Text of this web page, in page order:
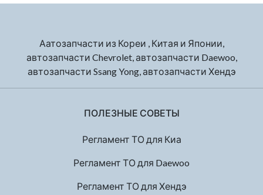
Аатозапчасти из Кореи , Китая и Японии,
автозапчасти Chevrolet, автозапчасти Daewoo,
автозапчасти Ssang Yong, автозапчасти Хендэ
ПОЛЕЗНЫЕ СОВЕТЫ
Регламент ТО для Киа
Регламент ТО для Daewoo
Регламент ТО для Хендэ